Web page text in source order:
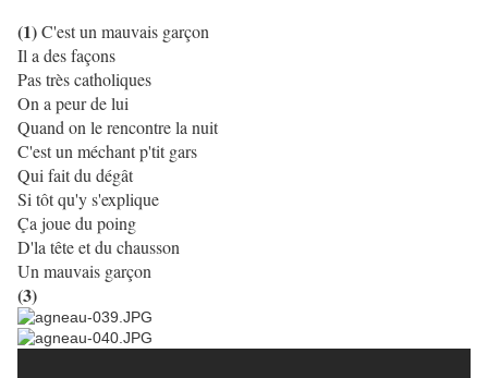
(1)C'est un mauvais garçon
Il a des façons
Pas très catholiques
On a peur de lui
Quand on le rencontre la nuit
C'est un méchant p'tit gars
Qui fait du dégât
Si tôt qu'y s'explique
Ça joue du poing
D'la tête et du chausson
Un mauvais garçon
(3)